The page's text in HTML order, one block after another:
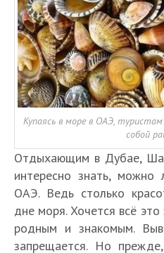
Купаясь в море в ОАЭ,
собой
Отдыхающим в Дубае,
интересно знать, можно
ОАЭ. Ведь столько
дне моря. Хочется всё
родным и знакомым.
запрещается. Но